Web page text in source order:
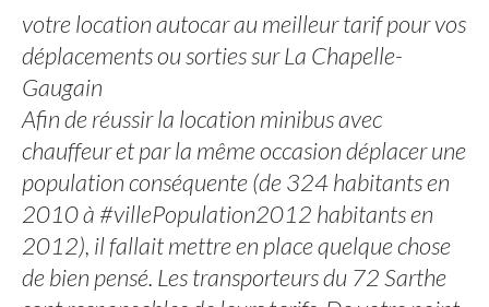
votre location autocar au meilleur tarif pour vos
déplacements ou sorties sur La Chapelle-
Gaugain
Afin de réussir la location minibus avec
chauffeur et par la même occasion déplacer une
population conséquente (de 324 habitants en
2010 à #villePopulation2012 habitants en
2012), il fallait mettre en place quelque chose
de bien pensé. Les transporteurs du 72 Sarthe